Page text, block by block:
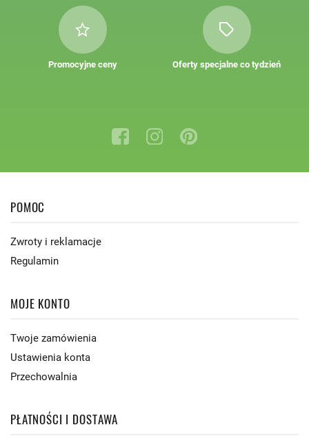
Promocyjne ceny Oferty specjalne co tydzień
POMOC
Zwroty i reklamacje
Regulamin
MOJE KONTO
Twoje zamówienia
Ustawienia konta
Przechowalnia
PŁATNOŚCI I DOSTAWA